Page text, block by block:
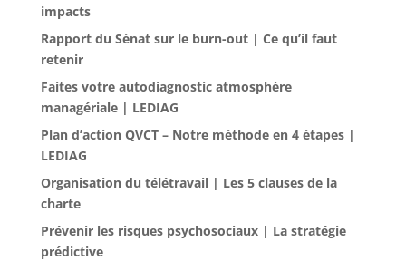
impacts
Rapport du Sénat sur le burn-out | Ce qu’il faut
retenir
Faites votre autodiagnostic atmosphère
managériale | LEDIAG
Plan d’action QVCT – Notre méthode en 4 étapes |
LEDIAG
Organisation du télétravail | Les 5 clauses de la
charte
Prévenir les risques psychosociaux | La stratégie
prédictive